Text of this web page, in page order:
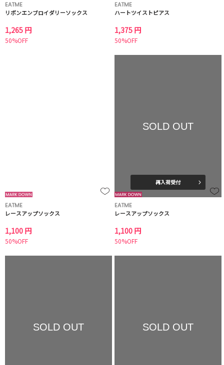
EATME
リボンエンブロイダリーソックス
1,265 円
50%OFF
EATME
ハートツイストピアス
1,375 円
50%OFF
EATME
レースアップソックス
1,100 円
50%OFF
SOLD OUT
再入荷受付
EATME
レースアップソックス
1,100 円
50%OFF
SOLD OUT SOLD OUT